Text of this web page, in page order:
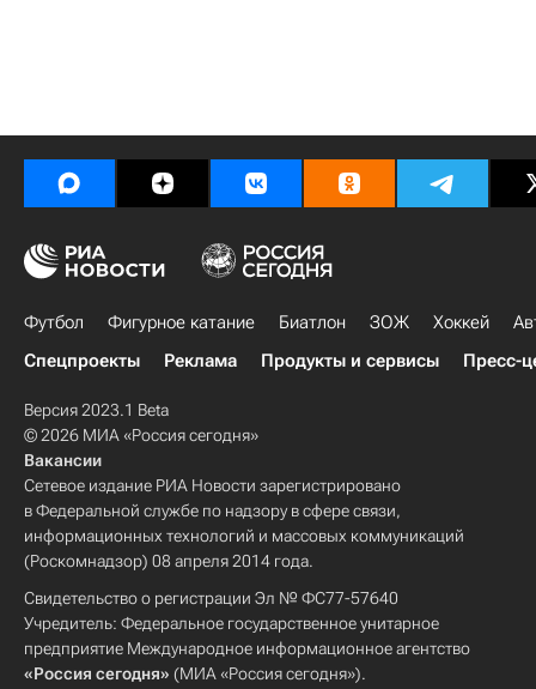
Футбол Фигурное катание Биатлон ЗОЖ Хоккей
Спецпроекты
Реклама Продукты и сервисы Пресс-
Версия 2023.1 Beta
© 2026 МИА «Россия сегодня»
Вакансии
Сетевое издание РИА Новости зарегистрировано
в Федеральной службе по надзору в сфере связи,
информационных технологий и массовых коммуникаций
(Роскомнадзор) 08 апреля 2014 года.
Свидетельство о регистрации Эл № ФС77-57640
Учредитель: Федеральное государственное унитарное
предприятие Международное информационное агентство
«Россия сегодня» (МИА «Россия сегодня»).